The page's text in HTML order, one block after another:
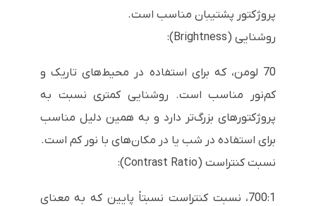
پروژکتور پشتیبان مناسب است.
روشنایی (Brightness):
70 لومن، که برای استفاده در محیط‌های تاریک و
کم‌نور مناسب است. روشنایی کمتری نسبت به
پروژکتورهای بزرگ‌تر دارد و به همین دلیل مناسب
برای استفاده در شب یا در مکان‌های با نور کم است.
نسبت کنتراست (Contrast Ratio):
700:1، نسبت کنتراست نسبتاً پایین که به معنای